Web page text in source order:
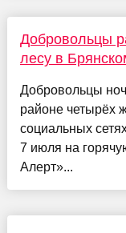
Добровольцы
лесу в
Добровольцы
районе четырёх
социальных
7 июля на
Алерт»...